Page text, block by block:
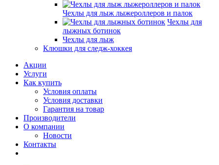
Чехлы для лыж лыжероллеров и палок
Чехлы для
лыжных ботинок
Чехлы для лыж
Клюшки для следж-хоккея
Акции
Услуги
Как купить
Условия оплаты
Условия доставки
Гарантия на товар
Производители
О компании
Новости
Контакты